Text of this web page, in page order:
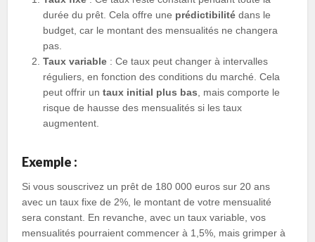
durée du prêt. Cela offre une prédictibilité dans le
budget, car le montant des mensualités ne changera
pas.
Taux variable : Ce taux peut changer à intervalles
réguliers, en fonction des conditions du marché. Cela
peut offrir untaux initial plus bas , mais comporte le
risque de hausse des mensualités si les taux
augmentent.
Exemple :
Si vous souscrivez un prêt de 180 000 euros sur 20 ans
avec un taux fixe de 2%, le montant de votre mensualité
sera constant. En revanche, avec un taux variable, vos
mensualités pourraient commencer à 1,5%, mais grimper à